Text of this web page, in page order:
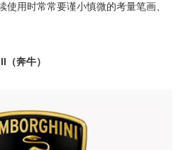
用时常常要谨小慎微的考量笔画、
奔牛）